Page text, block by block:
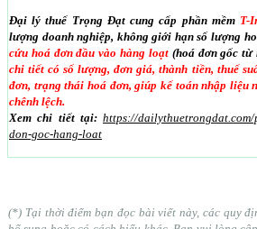
Đại lý thuế Trọng Đạt cung cấp phần mềm T-
lượng doanh nghiệp, không giới hạn số lượng
cứu hoá đơn đầu vào hàng loạt(hoá đơn gốc từ
chi tiết có số lượng, đơn giá, thành tiền, thuế
đơn, trạng thái hoá đơn, giúp kế toán nhập liệu
chênh lệch.
Xem chi tiết tại: https://
don-goc-hang-loat
(*) Tại thời điểm bạn đọc bài viết này, các quy